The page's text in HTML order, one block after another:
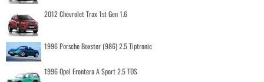
2012 Chevrolet Trax 1st Gen 1.6
1996 Porsche Boxster (986) 2.5 Tiptronic
1996 Opel Frontera A Sport 2.5 TDS